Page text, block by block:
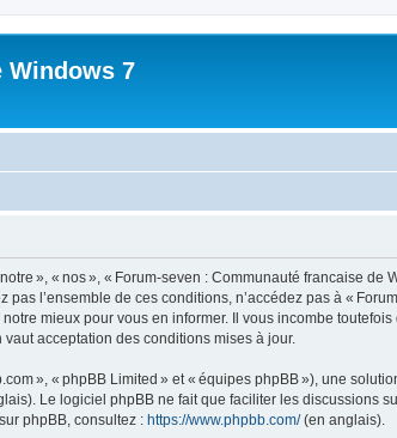
Windows 7
», « nos », « Forum-seven : Communauté francaise de
l’ensemble de ces conditions, n’accédez pas à «
mieux pour vous en informer. Il vous incombe
acceptation des conditions mises à jour.
», « phpBB Limited » et « équipes phpBB »), une
Le logiciel phpBB ne fait que faciliter les discussions
phpBB, consultez : https://www.phpbb.com/(en anglais).